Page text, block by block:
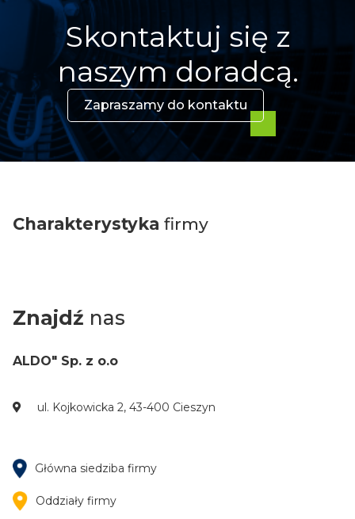
Skontaktuj się z
naszym doradcą.
Zapraszamy do kontaktu
Charakterystyka firmy
Znajdź nas
ALDO" Sp. z o.o
ul. Kojkowicka 2, 43-400 Cieszyn
Główna siedziba firmy
Oddziały firmy